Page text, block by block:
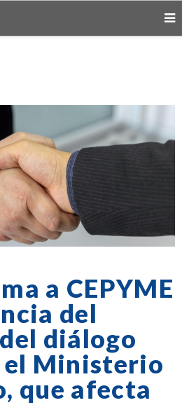
a CEPYME
del
diálogo
el Ministerio
que afecta